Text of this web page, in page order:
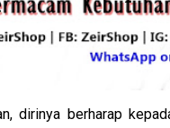
dirinya berharap